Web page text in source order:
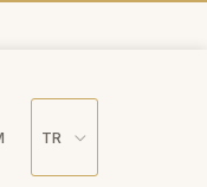
TR